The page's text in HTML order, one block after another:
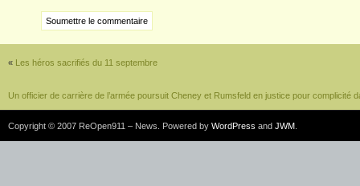
« Les héros sacrifiés du 11 septembre
Un officier de carrière de l’armée poursuit Cheney et Rumsfeld en justice pour complicité
Copyright © 2007 ReOpen911 – News. Powered by WordPress and JWM